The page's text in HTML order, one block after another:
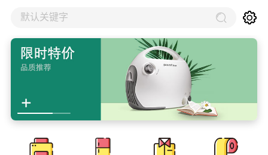
默认关键字